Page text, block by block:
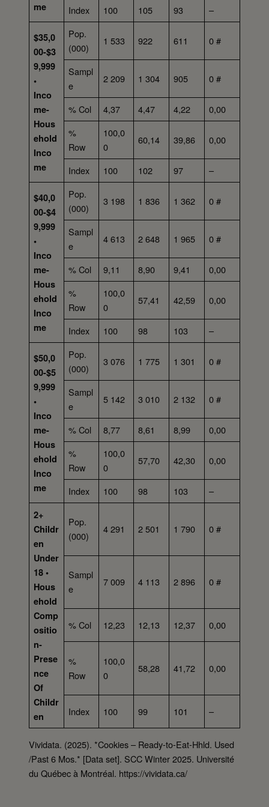
me
Index 100 105 93 –
$35,0
00-$3
9,999
•
Inco
me-
Hous
ehold
Inco
me
Pop.
(000)
1 533 922 611 0 #
Sampl
e
2 209 1 304 905 0 #
% Col 4,37 4,47 4,22
0,00
%
Row
100,0
0
60,14 39,86 0,00
Index 100 102 97 –
$40,0
00-$4
9,999
•
Inco
me-
Hous
ehold
Inco
me
Pop.
(000)
3 198 1 836 1 362 0 #
Sampl
e
4 613 2 648 1 965 0 #
% Col 9,11 8,90 9,41
0,00
%
Row
100,0
0
57,41 42,59 0,00
Index 100 98 103 –
$50,0
00-$5
9,999
•
Inco
me-
Hous
ehold
Inco
me
Pop.
(000)
3 076 1 775 1 301 0 #
Sampl
e
5 142 3 010 2 132 0 #
% Col 8,77 8,61 8,99
0,00
%
Row
100,0
0
57,70 42,30 0,00
Index 100 98 103 –
2+
Childr
en
Under
18 •
Hous
ehold
Comp
ositio
n-
Prese
nce
Of
Childr
en
Pop.
(000)
4 291 2 501 1 790 0 #
Sampl
e
7 009 4 113 2 896 0 #
% Col 12,23 12,13 12,37 0,00
%
Row
100,0
0
58,28 41,72 0,00
Index 100 99 101 –
Vividata. (2025). *Cookies – Ready-to-Eat-Hhld. Used
/Past 6 Mos.* [Data set]. SCC Winter 2025. Université
du Québec à Montréal. https://vividata.ca/